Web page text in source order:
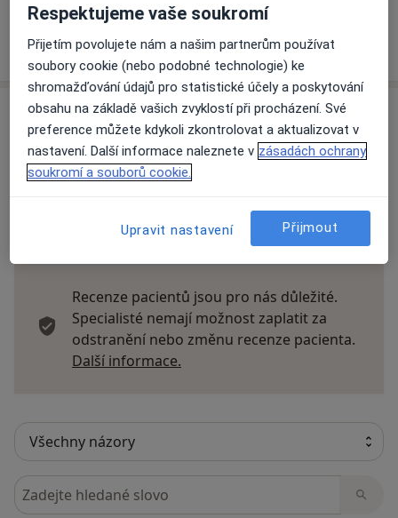
Víceo adrese
Názory
Přidejte svůj názor
Recenze pacientů jsou pro nás důležité.
Specialisté nemají možnost zaplatit za
odstranění nebo změnu recenze pacienta.
Další informace.
Hledejte v názorech
Respektujeme vaše soukromí
Přijetím povolujete nám a našim partnerům používat
soubory cookie (nebo podobné technologie) ke
shromažďování údajů pro statistické účely a poskytování
obsahu na základě vašich zvyklostí při procházení. Své
preference můžete kdykoli zkontrolovat a aktualizovat v
nastavení. Další informace naleznete v zásadách ochrany
soukromí a souborů cookie.
Upravit nastavení Přijmout